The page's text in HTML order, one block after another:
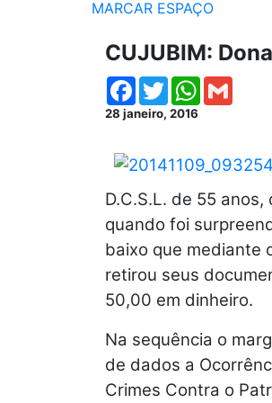
CUJUBIM:
Facebook
TwitterWhatsApp
28 janeiro, 2016
D.C.S.L. de 55
quando foi
baixo que mediante
retirou seus
50,00 em dinheiro.
Na sequência o
de dados a
Crimes Contra o